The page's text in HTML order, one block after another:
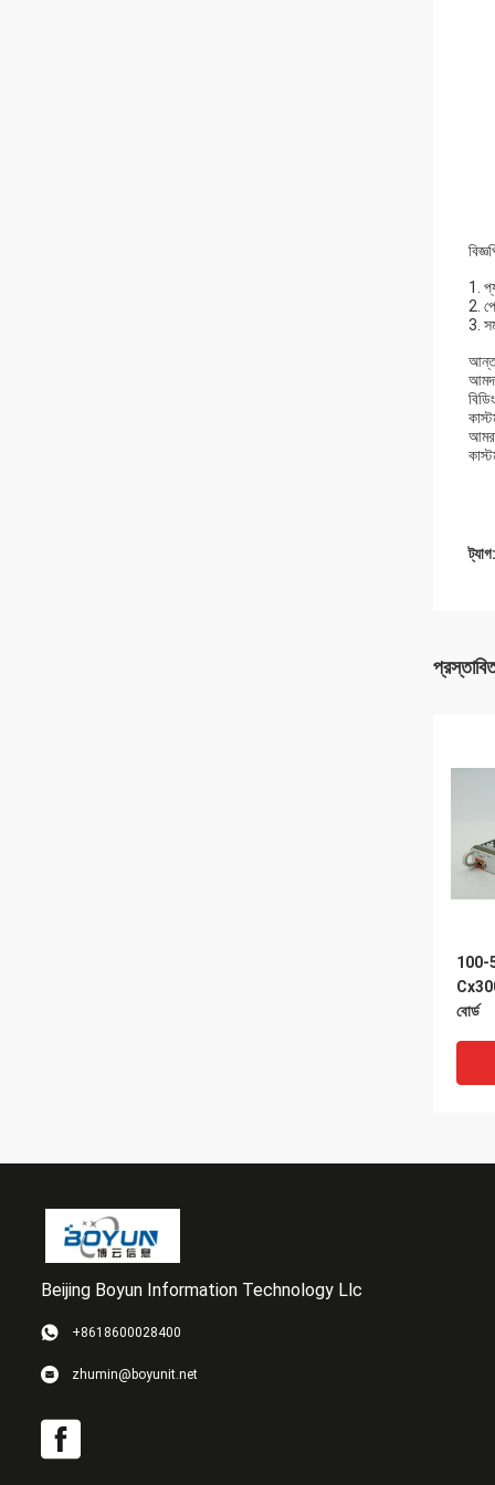
1.
2.
3.
ট্যাগ:
100-
বোর্ড
Beijing Boyun Information Technology Llc
+8618600028400
zhumin@boyunit.net